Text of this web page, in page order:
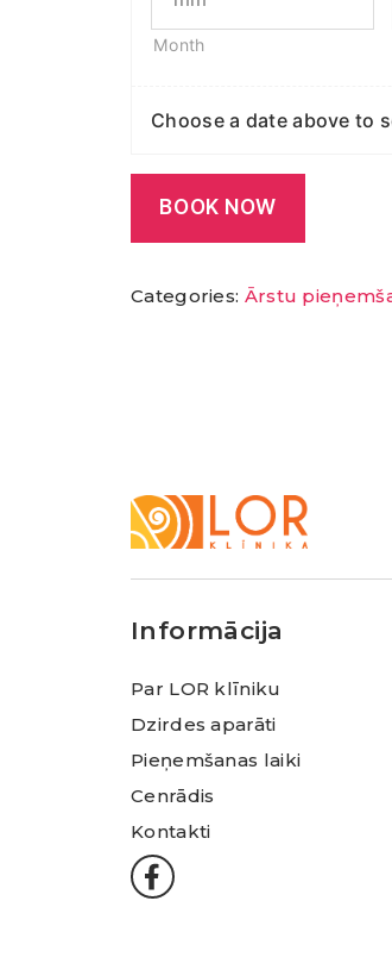
Month
Choose a date above to
BOOK NOW
Categories: Ārstu
Klīnika
Informācija
Par LOR klīniku
Dzirdes aparāti
Pieņemšanas laiki
Cenrādis
Kontakti